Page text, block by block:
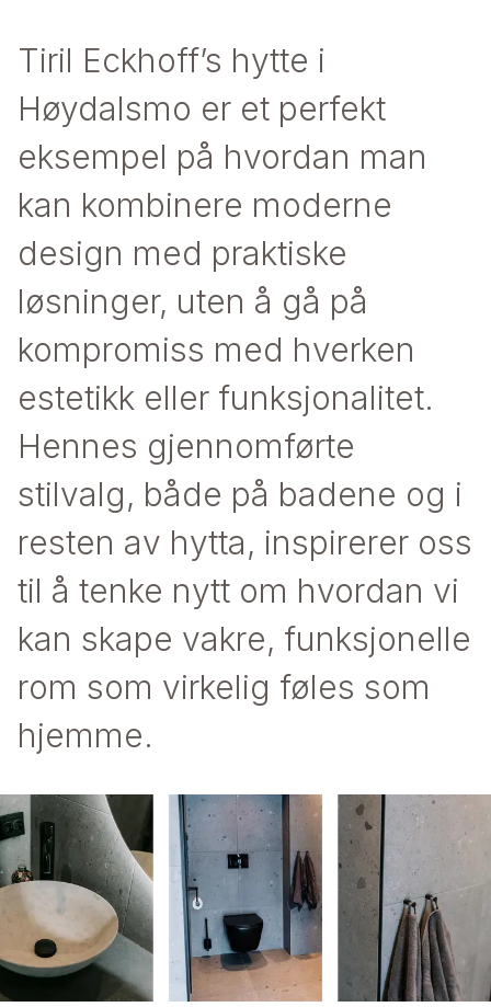
Tiril Eckhoff’s hytte i
Høydalsmo er et perfekt
eksempel på hvordan man
kan kombinere moderne
design med praktiske
løsninger, uten å gå på
kompromiss med hverken
estetikk eller funksjonalitet.
Hennes gjennomførte
stilvalg, både på badene og i
resten av hytta, inspirerer oss
til å tenke nytt om hvordan vi
kan skape vakre, funksjonelle
rom som virkelig føles som
hjemme.